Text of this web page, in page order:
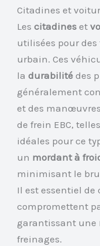
Citadines et
Lescitadines et
utilisées pour
urbain. Ces
ladurabilité des
généralement
et des
de frein EBC,
idéales pour ce
un mordant à
minimisant le
Il est essentiel
compromettent
garantissant une
freinages.